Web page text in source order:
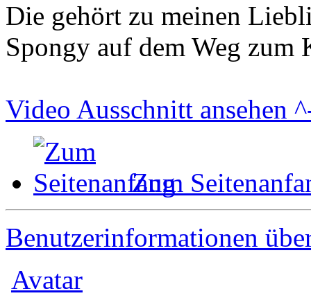
Die gehört zu meinen
Spongy auf dem Weg zum
Video Ausschnitt ansehen
Zum
Benutzerinformationen
Avatar